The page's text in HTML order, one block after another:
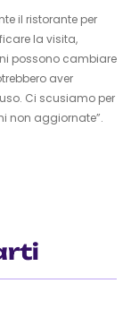
il ristorante per
la visita,
possono cambiare
aver
Ci scusiamo per
non aggiornate”.